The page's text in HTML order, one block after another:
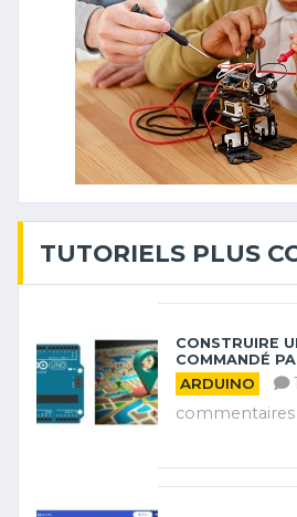
TUTORIELS PLUS
CONSTRUIRE
COMMANDÉ
ARDUINO
commentaires